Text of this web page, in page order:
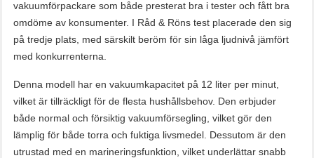
vakuumförpackare som både presterat bra i tester och fått bra
omdöme av konsumenter. I Råd & Röns test placerade den sig
på tredje plats, med särskilt beröm för sin låga ljudnivå jämfört
med konkurrenterna.
Denna modell har en vakuumkapacitet på 12 liter per minut,
vilket är tillräckligt för de flesta hushållsbehov. Den erbjuder
både normal och försiktig vakuumförsegling, vilket gör den
lämplig för både torra och fuktiga livsmedel. Dessutom är den
utrustad med en marineringsfunktion, vilket underlättar snabb